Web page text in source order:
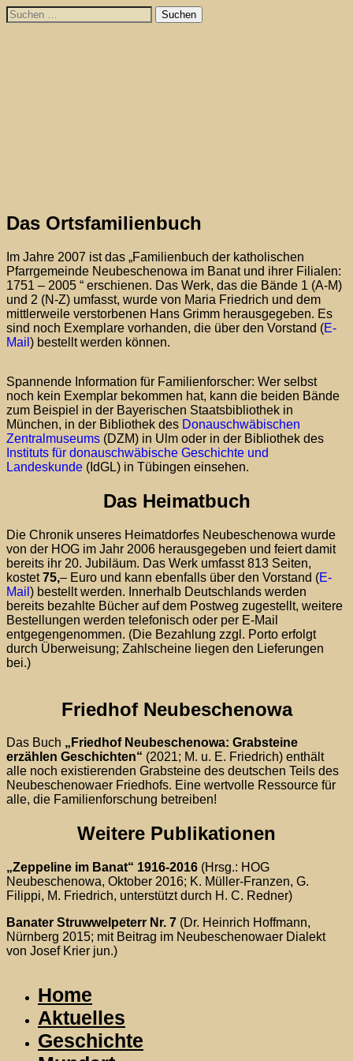
Skip
to
Suchen
nach:
Das Ortsfamilienbuch
Im Jahre 2007 ist das „Familienbuch der katholischen
Pfarrgemeinde Neubeschenowa im Banat und ihrer Filialen:
1751 – 2005 “ erschienen. Das Werk, das die Bände 1 (A-M)
und 2 (N-Z) umfasst, wurde von Maria Friedrich und dem
mittlerweile verstorbenen Hans Grimm herausgegeben. Es
sind noch Exemplare vorhanden, die über den Vorstand (E-
Mail ) bestellt werden können.
Spannende Information für Familienforscher: Wer selbst
noch kein Exemplar bekommen hat, kann die beiden Bände
zum Beispiel in der Bayerischen Staatsbibliothek in
München, in der Bibliothek des Donauschwäbischen
Zentralmuseums (DZM) in Ulm oder in der Bibliothek des
Instituts für donauschwäbische Geschichte und
Landeskunde (IdGL) in Tübingen einsehen.
Das Heimatbuch
Die Chronik unseres Heimatdorfes Neubeschenowa wurde
von der HOG im Jahr 2006 herausgegeben und feiert damit
bereits ihr 20. Jubiläum. Das Werk umfasst 813 Seiten,
kostet75,– Euro und kann ebenfalls über den Vorstand (E-
Mail ) bestellt werden. Innerhalb Deutschlands werden
bereits bezahlte Bücher auf dem Postweg zugestellt, weitere
Bestellungen werden telefonisch oder per E-Mail
entgegengenommen. (Die Bezahlung zzgl. Porto erfolgt
durch Überweisung; Zahlscheine liegen den Lieferungen
bei.)
Friedhof Neubeschenowa
Das Buch „Friedhof Neubeschenowa: Grabsteine
erzählen Geschichten“ (2021; M. u. E. Friedrich) enthält
alle noch existierenden Grabsteine des deutschen Teils des
Neubeschenowaer Friedhofs. Eine wertvolle Ressource für
alle, die Familienforschung betreiben!
Weitere Publikationen
„Zeppeline im Banat“ 1916-2016 (Hrsg.: HOG
Neubeschenowa, Oktober 2016; K. Müller-Franzen, G.
Filippi, M. Friedrich, unterstützt durch H. C. Redner)
Banater Struwwelpeterr Nr. 7 (Dr. Heinrich Hoffmann,
Nürnberg 2015; mit Beitrag im Neubeschenowaer Dialekt
von Josef Krier jun.)
Home
Aktuelles
Geschichte